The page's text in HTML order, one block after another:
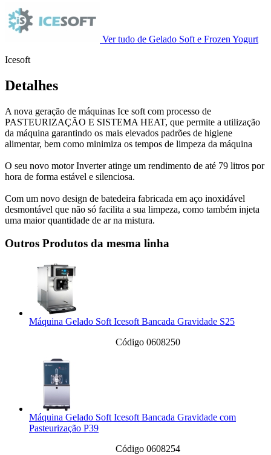
Ver tudo de Gelado Soft e Frozen Yogurt
Icesoft
Detalhes
A nova geração de máquinas Ice soft com processo de
PASTEURIZAÇÃO E SISTEMA HEAT, que permite a utilização
da máquina garantindo os mais elevados padrões de higiene
alimentar, bem como minimiza os tempos de limpeza da máquina
O seu novo motor Inverter atinge um rendimento de até 79 litros por
hora de forma estável e silenciosa.
Com um novo design de batedeira fabricada em aço inoxidável
desmontável que não só facilita a sua limpeza, como também injeta
uma maior quantidade de ar na mistura.
Outros Produtos da mesma linha
Máquina Gelado Soft Icesoft Bancada Gravidade S25
Código 0608250
Máquina Gelado Soft Icesoft Bancada Gravidade com
Pasteurização P39
Código 0608254